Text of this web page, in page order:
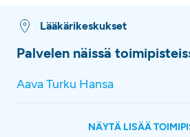
Lääkärikeskukset
Palvelen näissä
Aava Turku Hansa
NÄYTÄ LISÄÄ